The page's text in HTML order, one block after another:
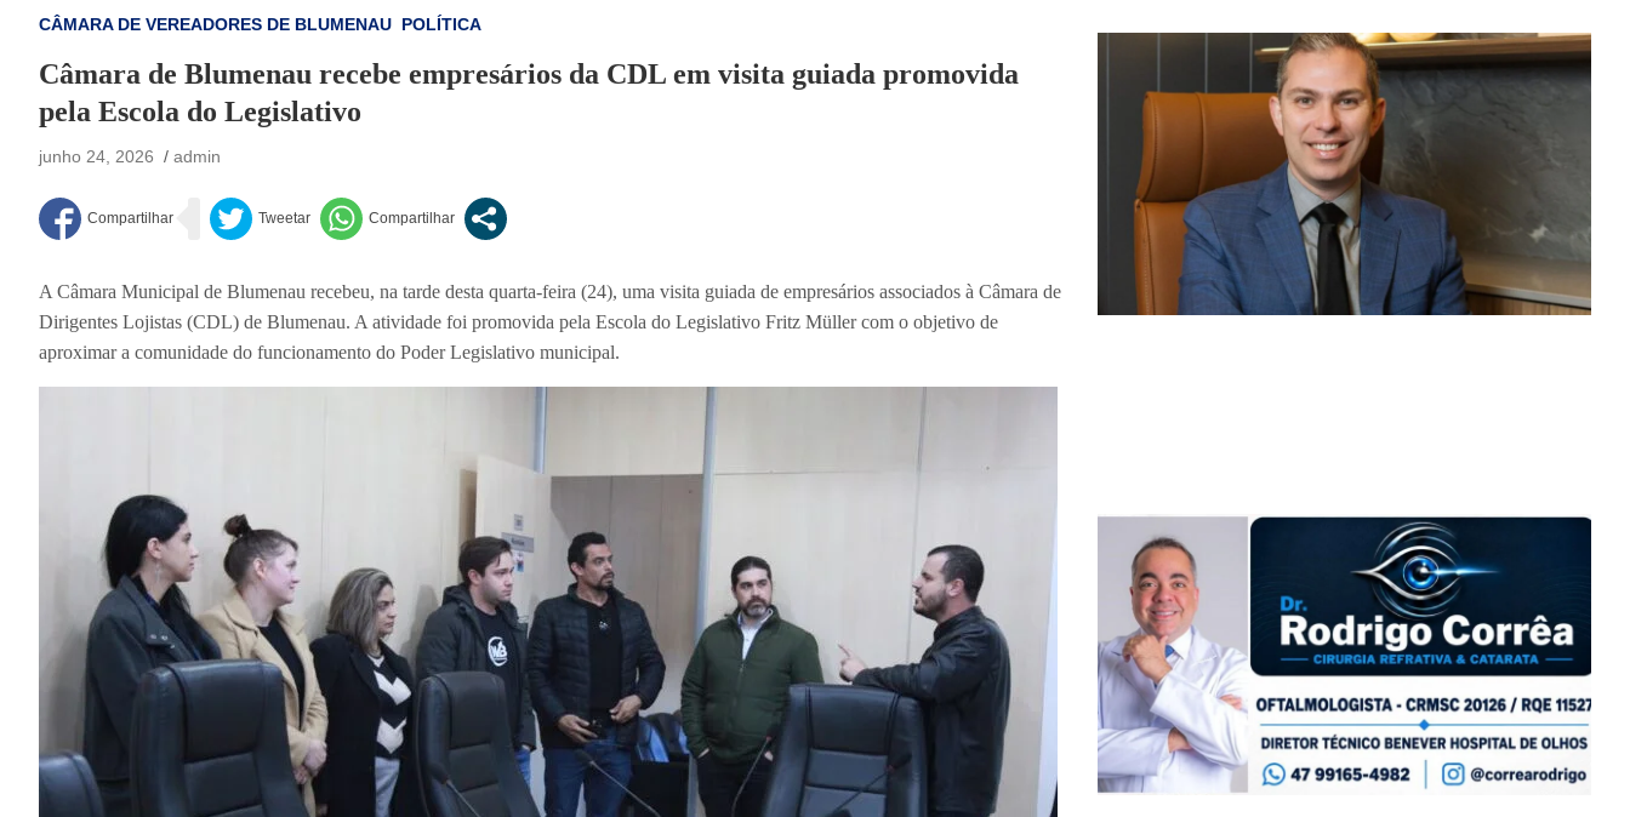
CÂMARA DE VEREADORES DE BLUMENAU POLÍTICA
Câmara de Blumenau recebe empresários da CDL em visita guiada promovida
pela Escola do Legislativo
junho 24, 2026 admin
A Câmara Municipal de Blumenau recebeu, na tarde desta quarta-feira (24), uma visita guiada de empresários associados à Câmara de
Dirigentes Lojistas (CDL) de Blumenau. A atividade foi promovida pela Escola do Legislativo Fritz Müller com o objetivo de
aproximar a comunidade do funcionamento do Poder Legislativo municipal.